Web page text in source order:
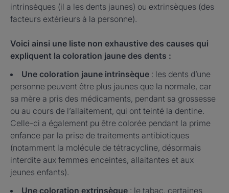
intrinsèques (il a les dents jaunes) ou extrinsèques (des
facteurs extérieurs à la personne).
Voici ainsi une liste non exhaustive des causes qui
expliquent la coloration jaune des dents :
Une coloration jaune intrinsèque : les dents d’une
personne peuvent être plus jaunes que la normale, car
sa mère a pris des médicaments, pendant sa grossesse
ou au cours de l’allaitement, qui ont teinté la dentine.
Celle-ci a également pu être colorée pendant la prime
enfance par la prise de traitements antibiotiques
(notamment la molécule de tétracycline, désormais
interdite aux femmes enceintes, allaitantes et aux
jeunes enfants).
Une coloration extrinsèque : le tabac, certaines